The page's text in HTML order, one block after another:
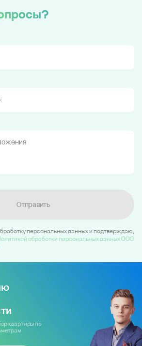
Отправить
персональных данных и подтверждаю,
обработки персональных данных ООО
квартиры по